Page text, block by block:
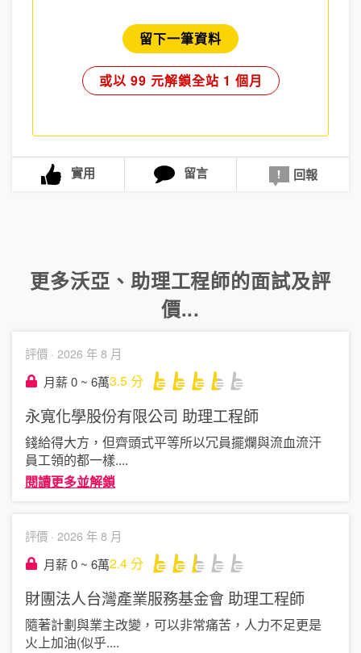
留下一筆資料
或以 99 元解鎖全站 1 個月
實用 留言 回報
更多沃亞 、 助理工程師的面試及評
價...
評價 · 2026 年 8 月
月薪 0 ~ 6萬3.5分
永寬化學股份有限公司 助理工程師
錢給得大方，但齊頭式平等所以冗員擺爛與流血流汗
員工領的都一樣....
閱讀更多並解鎖
評價 · 2026 年 8 月
月薪 0 ~ 6萬2.4分
財團法人台灣產業服務基金會助理工程師
隨著計劃與業主改變，可以非常痛苦，人力不足更是
火上加油(似乎....